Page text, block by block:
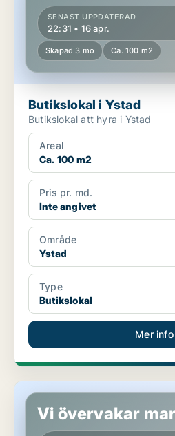
SENAST UPPDATERAD
22:31 • 16 apr.
Skapad 3 mo Ca. 100 m2
Butikslokal i Ystad
Butikslokal att hyra i Ystad
Areal
Ca. 100 m2
Pris pr. md.
Inte angivet
Område
Ystad
Type
Butikslokal
Mer info
Butikslokal i Ystad
Vi övervakar